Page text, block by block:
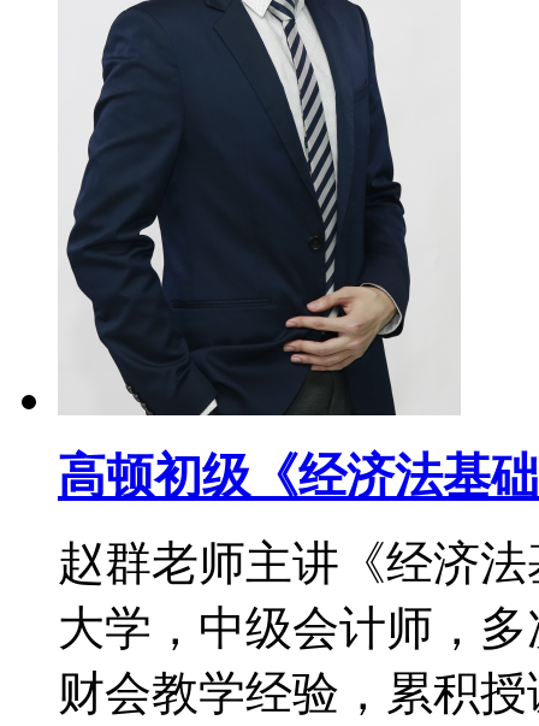
高顿初级《经济法基
赵群老师主讲《经济
大学，中级会计师，
财会教学经验，累积